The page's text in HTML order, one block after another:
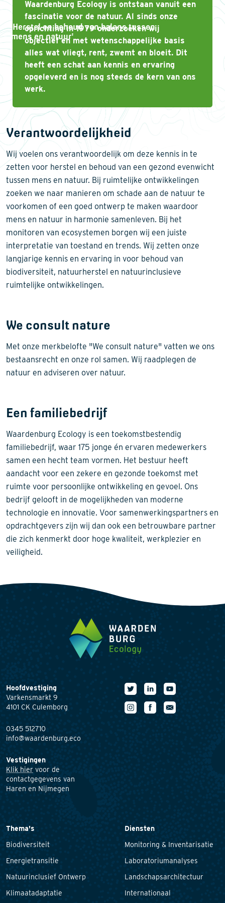
'Herstel en behoud van balans tussen
mens en natuur'
Waardenburg Ecology is ontstaan vanuit een
fascinatie voor de natuur. Al sinds onze
oprichting in 1979 onderzoeken wij
objectief en met wetenschappelijke basis
alles wat vliegt, rent, zwemt en bloeit. Dit
heeft een schat aan kennis en ervaring
opgeleverd en is nog steeds de kern van ons
werk.
Verantwoordelijkheid
Wij voelen ons verantwoordelijk om deze kennis in te
zetten voor herstel en behoud van een gezond evenwicht
tussen mens en natuur. Bij ruimtelijke ontwikkelingen
zoeken we naar manieren om schade aan de natuur te
voorkomen of een goed ontwerp te maken waardoor
mens en natuur in harmonie samenleven. Bij het
monitoren van ecosystemen borgen wij een juiste
interpretatie van toestand en trends. Wij zetten onze
langjarige kennis en ervaring in voor behoud van
biodiversiteit, natuurherstel en natuurinclusieve
ruimtelijke ontwikkelingen.
We consult nature
Met onze merkbelofte "We consult nature" vatten we ons
bestaansrecht en onze rol samen. Wij raadplegen de
natuur en adviseren over natuur.
Een familiebedrijf
Waardenburg Ecology is een toekomstbestendig
familiebedrijf, waar 175 jonge én ervaren medewerkers
samen een hecht team vormen. Het bestuur heeft
aandacht voor een zekere en gezonde toekomst met
ruimte voor persoonlijke ontwikkeling en gevoel. Ons
bedrijf gelooft in de mogelijkheden van moderne
technologie en innovatie. Voor samenwerkingspartners en
opdrachtgevers zijn wij dan ook een betrouwbare partner
die zich kenmerkt door hoge kwaliteit, werkplezier en
veiligheid.
Hoofdvestiging
Varkensmarkt 9
4101 CK Culemborg
0345 512710
info@waardenburg.eco
Vestigingen
Klik hier voor de
contactgegevens van
Haren en Nijmegen
Thema's
Biodiversiteit
Energietransitie
Natuurinclusief Ontwerp
Klimaatadaptatie
Diensten
Monitoring & Inventarisatie
Laboratoriumanalyses
Landschapsarchitectuur
Internationaal